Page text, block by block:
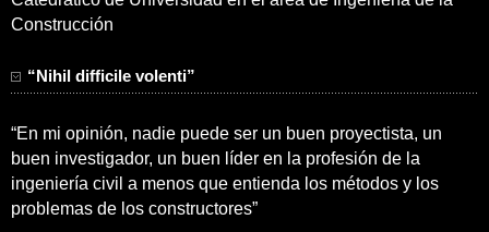
Construcción
“Nihil difficile volenti”
“En mi opinión, nadie puede ser un buen proyectista, un
buen investigador, un buen líder en la profesión de la
ingeniería civil a menos que entienda los métodos y los
problemas de los constructores”